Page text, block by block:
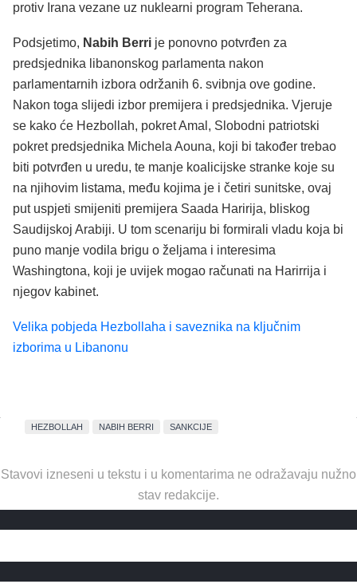
protiv Irana vezane uz nuklearni program Teherana.
Podsjetimo, Nabih Berri je ponovno potvrđen za
predsjednika libanonskog parlamenta nakon
parlamentarnih izbora održanih 6. svibnja ove godine.
Nakon toga slijedi izbor premijera i predsjednika. Vjeruje
se kako će Hezbollah, pokret Amal, Slobodni patriotski
pokret predsjednika Michela Aouna, koji bi također trebao
biti potvrđen u uredu, te manje koalicijske stranke koje su
na njihovim listama, među kojima je i četiri sunitske, ovaj
put uspjeti smijeniti premijera Saada Haririja, bliskog
Saudijskoj Arabiji. U tom scenariju bi formirali vladu koja bi
puno manje vodila brigu o željama i interesima
Washingtona, koji je uvijek mogao računati na Harirrija i
njegov kabinet.
Velika pobjeda Hezbollaha i saveznika na ključnim
izborima u Libanonu
HEZBOLLAH NABIH BERRI SANKCIJE
Stavovi izneseni u tekstu i u komentarima ne odražavaju nužno
stav redakcije.